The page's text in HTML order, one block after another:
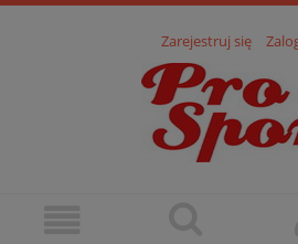
Zarejestruj się